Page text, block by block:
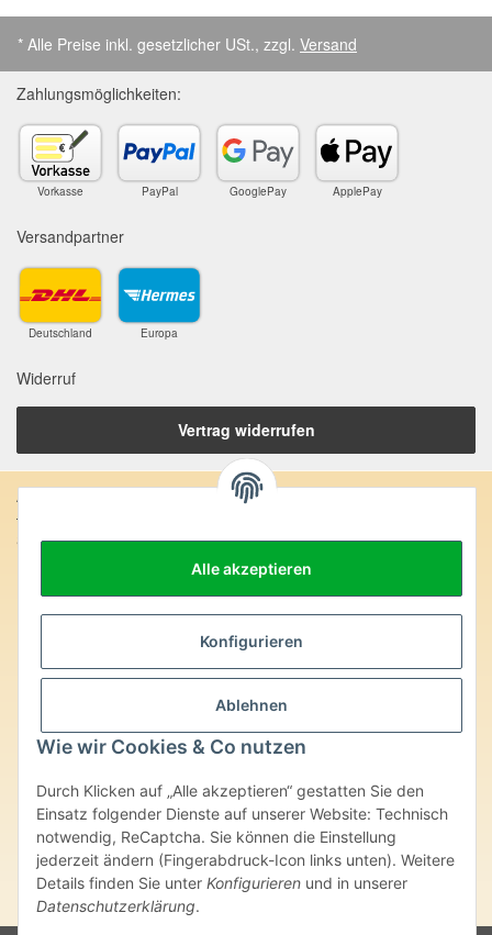
Alle akzeptieren
Konfigurieren
Ablehnen
Wie wir Cookies & Co nutzen
Durch Klicken auf „Alle akzeptieren“ gestatten Sie den
Einsatz folgender Dienste auf unserer Website: Technisch
notwendig, ReCaptcha. Sie können die Einstellung
jederzeit ändern (Fingerabdruck-Icon links unten). Weitere
Details finden Sie unter Konfigurieren und in unserer
Datenschutzerklärung.
* Alle Preise inkl. gesetzlicher USt., zzgl. Versand
Zahlungsmöglichkeiten:
Vorkasse PayPal GooglePay ApplePay
Versandpartner
Deutschland Europa
Widerruf
Vertrag widerrufen
Anschrift:
SteinZeitOase
D-75391 Gechingen
Edelsteine und Mineralien werden im esoterischen Bereich
besondere Kräfte und Eigenschaften zugeordnet. Wir weisen
heilender Wirkungen (körperlich-seelisch-mental-geistig) einzelner
Produkte im Internet, Prospekten oder dem Vertragspartner
überlassenen Unterlagen bisher weder medizinisch anerkannt oder
wissenschaftlich nachweisbar sind. Die gemachten Angaben
beruhen ausschließlich auf Überlieferungen und langjähriger
Erfahrung. Unsere Produkte ersetzen nie den Besuch beim Arzt
oder Heilpraktiker und sind auch kein Medikamentenersatz. Auch
stellen unsere Angaben im ärztlichen Sinne keine Diagnose- oder
Therapieform dar.